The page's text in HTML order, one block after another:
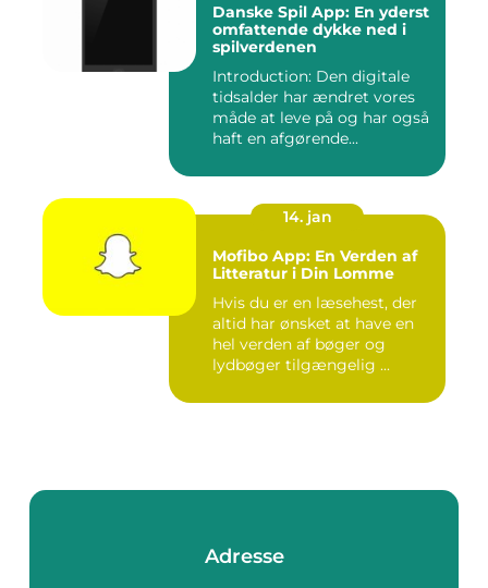
Danske Spil App: En yderst
omfattende dykke ned i
spilverdenen
Introduction: Den digitale
tidsalder har ændret vores
måde at leve på og har også
haft en afgørende...
14. jan
Mofibo App: En Verden af
Litteratur i Din Lomme
Hvis du er en læsehest, der
altid har ønsket at have en
hel verden af bøger og
lydbøger tilgængelig ...
Adresse